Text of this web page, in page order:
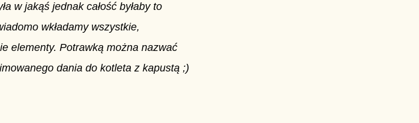
w jakąś jednak całość byłaby to
wkładamy wszystkie,
elementy. Potrawką można nazwać
dania do kotleta z kapustą ;)